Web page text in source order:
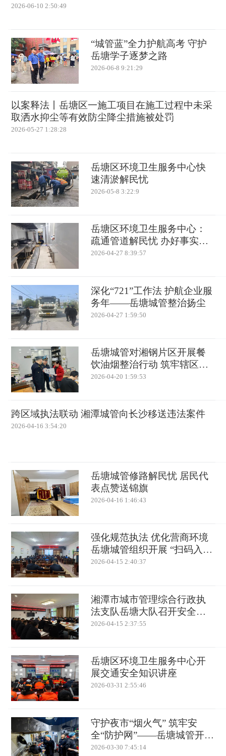
2026-06-10 2:50:49
“城管蓝”全力护航高考 守护
岳塘学子逐梦之路
2026-06-8 9:21:29
以案释法丨岳塘区一施工项目在施工过程中未采
取洒水抑尘等有效防尘降尘措施被处罚
2026-05-27 1:28:28
岳塘区环境卫生服务中心快
速清淤解民忧
2026-05-8 3:22:9
岳塘区环境卫生服务中心：
疏通管道解民忧 办好事实暖
民心
2026-04-27 8:39:57
深化“721”工作法 护航企业服
务年——岳塘城管整治扬尘
2026-04-27 1:59:50
岳塘城管对湘钢片区开展餐
饮油烟整治行动 筑牢辖区环
境治理防线
2026-04-20 1:59:53
跨区域执法联动 湘潭城管向长沙移送违法案件
2026-04-16 3:54:20
岳塘城管修路解民忧 居民代
表点赞送锦旗
2026-04-16 1:46:43
强化规范执法 优化营商环境
岳塘城管组织开展 “扫码入
企”专项培训
2026-04-15 2:40:37
湘潭市城市管理综合行政执
法支队岳塘大队召开安全生
产与防汛工作专题会议
2026-04-15 2:37:55
岳塘区环境卫生服务中心开
展交通安全知识讲座
2026-03-31 2:55:46
守护夜市“烟火气” 筑牢安
全“防护网”——岳塘城管开展
燃气安全夜查行动
2026-03-30 7:45:14